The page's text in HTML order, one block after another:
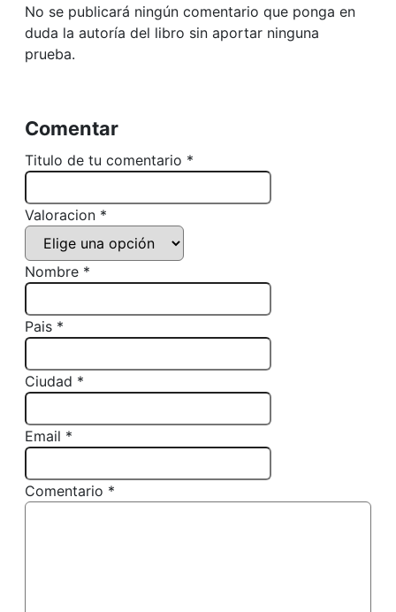
No se publicará ningún comentario que ponga en
duda la autoría del libro sin aportar ninguna
prueba.
Comentar
Titulo de tu comentario *
Valoracion *
Nombre *
Pais *
Ciudad *
Email *
Comentario *